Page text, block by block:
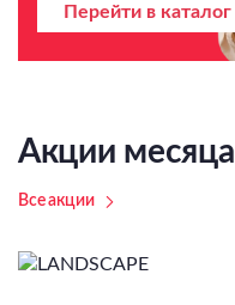
Перейти в каталог
Акции месяца
Все акции